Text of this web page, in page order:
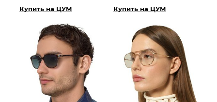
Купить на ЦУМ Купить на ЦУМ